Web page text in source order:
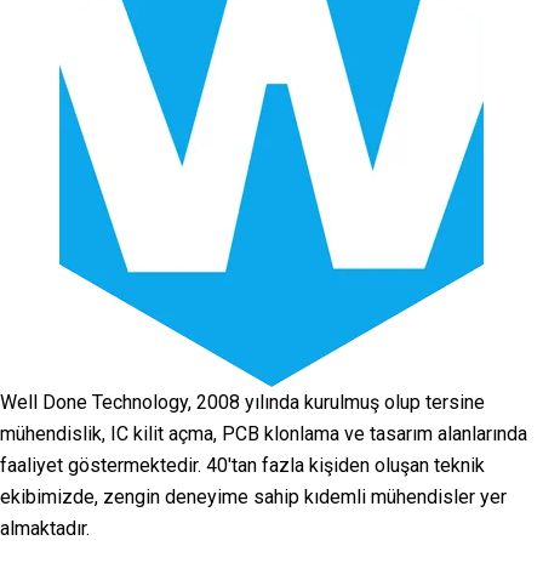
Well Done Technology, 2008 yılında kurulmuş olup tersine
mühendislik, IC kilit açma, PCB klonlama ve tasarım alanlarında
faaliyet göstermektedir. 40'tan fazla kişiden oluşan teknik
ekibimizde, zengin deneyime sahip kıdemli mühendisler yer
almaktadır.